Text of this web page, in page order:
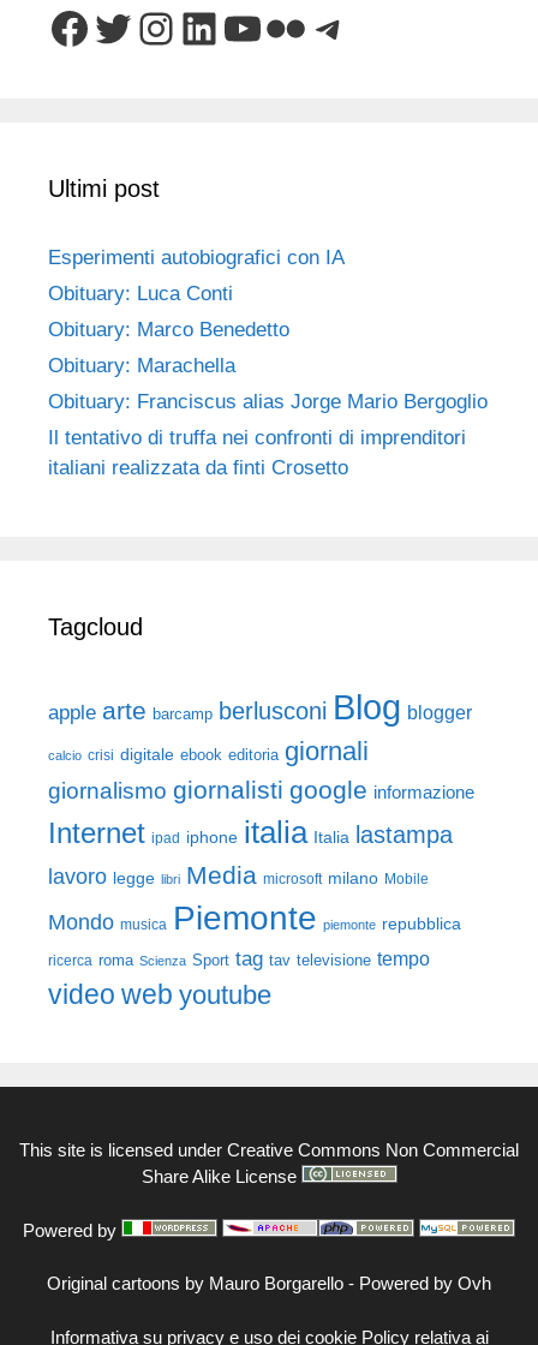
Facebook
Twitter
Instagram
LinkedIn
YouTube
FlickrTelegram
Ultimi post
Esperimenti autobiografici con IA
Obituary: Luca Conti
Obituary: Marco Benedetto
Obituary: Marachella
Obituary: Franciscus alias Jorge Mario Bergoglio
Il tentativo di truffa nei confronti di imprenditori
italiani realizzata da finti Crosetto
Tagcloud
apple arte barcamp berlusconi Blog blogger
calcio crisi digitale ebook editoria giornali
giornalismo giornalisti google informazione
Internet ipad iphone italia Italia lastampa
lavoro legge libri Media microsoft milano Mobile
Mondo musica Piemonte piemonte repubblica
ricerca roma Scienza Sport tag tav televisione tempo
video web youtube
This site is licensed under Creative Commons Non Commercial
Share Alike License
Powered by
Original cartoons by Mauro Borgarello - Powered by Ovh
Informativa su privacy e uso dei cookie Policy relativa ai